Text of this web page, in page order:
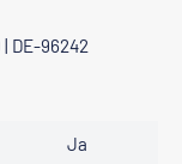
DE-96242
Ja